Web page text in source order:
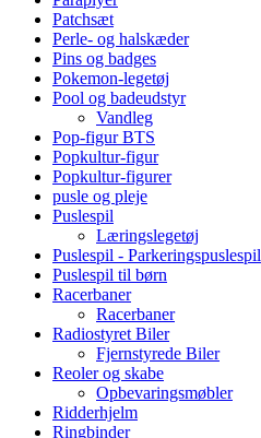
Patchsæt
Perle- og halskæder
Pins og badges
Pokemon-legetøj
Pool og badeudstyr
Vandleg
Pop-figur BTS
Popkultur-figur
Popkultur-figurer
pusle og pleje
Puslespil
Læringslegetøj
Puslespil - Parkeringspuslespil
Puslespil til børn
Racerbaner
Racerbaner
Radiostyret Biler
Fjernstyrede Biler
Reoler og skabe
Opbevaringsmøbler
Ridderhjelm
Ringbinder